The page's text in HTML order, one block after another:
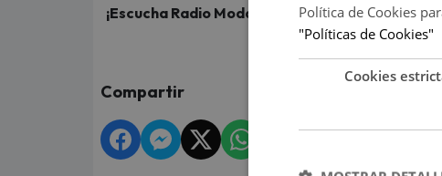
¡Escucha Radio Moda, te mueve y entérate
Compartir
Política de Cookies
"Políticas de Cookies"
Cookies